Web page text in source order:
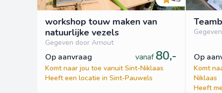
workshop touw maken van
natuurlijke vezels
Gegeven door Arnout
op aanvraag vanaf 80,-
Komt naar jou toe vanuit Sint-Niklaas
Heeft een locatie in Sint-Pauwels
op
Komt
Niklaas
Heeft